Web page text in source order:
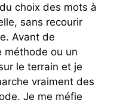
choix des mots à
sans recourir
Avant de
méthode ou un
le terrain et je
vraiment des
Je me méfie